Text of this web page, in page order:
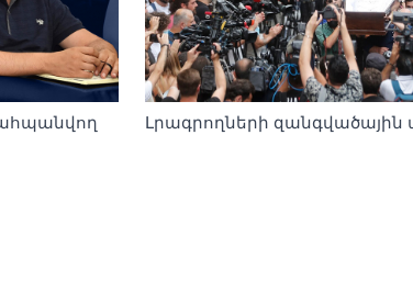
Լրագրողների